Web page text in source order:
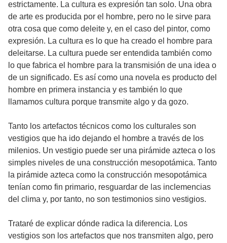
estrictamente. La cultura es expresión tan solo. Una obra
de arte es producida por el hombre, pero no le sirve para
otra cosa que como deleite y, en el caso del pintor, como
expresión. La cultura es lo que ha creado el hombre para
deleitarse. La cultura puede ser entendida también como
lo que fabrica el hombre para la transmisión de una idea o
de un significado. Es así como una novela es producto del
hombre en primera instancia y es también lo que
llamamos cultura porque transmite algo y da gozo.
Tanto los artefactos técnicos como los culturales son
vestigios que ha ido dejando el hombre a través de los
milenios. Un vestigio puede ser una pirámide azteca o los
simples niveles de una construcción mesopotámica. Tanto
la pirámide azteca como la construcción mesopotámica
tenían como fin primario, resguardar de las inclemencias
del clima y, por tanto, no son testimonios sino vestigios.
Trataré de explicar dónde radica la diferencia. Los
vestigios son los artefactos que nos transmiten algo, pero